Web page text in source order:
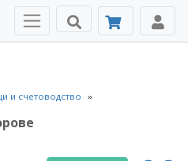
и счетоводство